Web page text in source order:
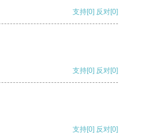
支持[0] 反对[0]
支持[0] 反对[0]
支持[0] 反对[0]